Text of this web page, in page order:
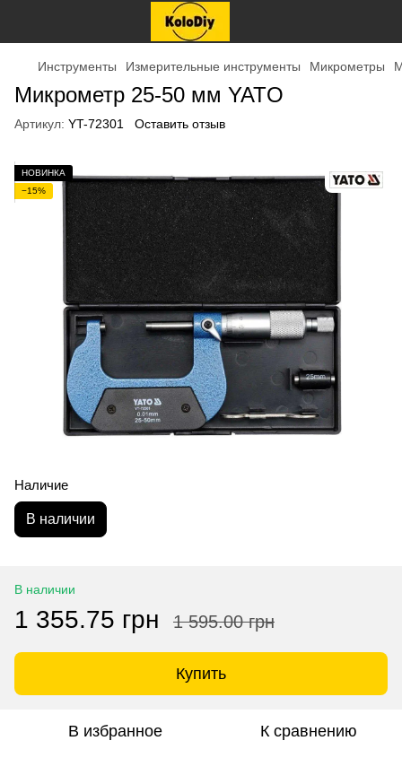
Инструменты Измерительные инструменты Микрометры
Микрометр 25-50 мм YATO
Артикул: YT-72301 Оставить отзыв
НОВИНКА
−15%
Наличие
В наличии
В наличии
1 355.75 грн 1 595.00 грн
Купить
В избранное К сравнению